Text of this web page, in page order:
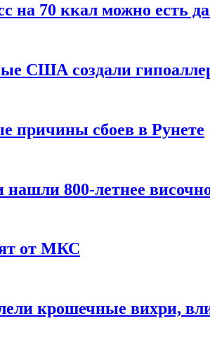
на 70 ккал можно есть
США создали
причины сбоев в Рунете
нашли 800-летнее
от МКС
крошечные вихри,